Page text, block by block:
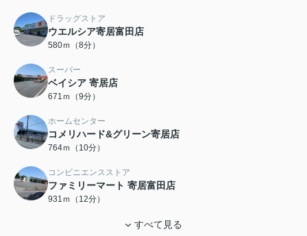
ドラッグストア
ウエルシア寄居富田店
580ｍ（8分）
スーパー
ベイシア 寄居店
671ｍ（9分）
ホームセンター
コメリハード&グリーン寄居店
764ｍ（10分）
コンビニエンスストア
ファミリーマート 寄居富田店
931ｍ（12分）
すべて見る